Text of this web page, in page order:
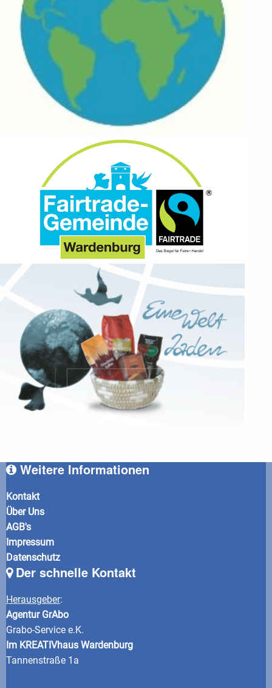
Weitere Informationen
Kontakt
Über Uns
AGB's
Impressum
Datenschutz
Der schnelle Kontakt
Herausgeber:
Agentur GrAbo
Grabo-Service e.K.
Im KREATIVhaus Wardenburg
Tannenstraße 1a